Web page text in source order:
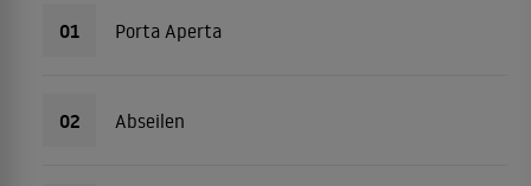
01 Porta Aperta
02 Abseilen